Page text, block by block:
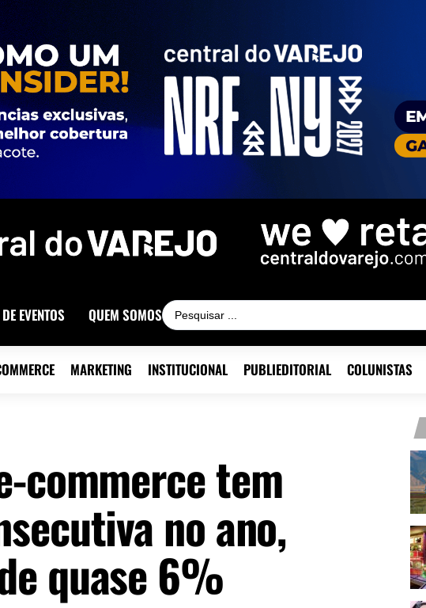
EVENTOS QUEM SOMOS
MARKETING INSTITUCIONAL PUBLIEDITORIAL COLUNISTAS
commerce tem
no ano,
quase 6%